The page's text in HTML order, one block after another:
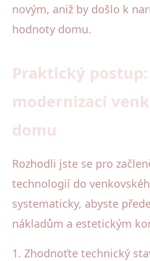
novým, aniž by došlo k
hodnoty domu.
Praktický postup:
modernizací
domu
Rozhodli jste se pro
technologií do
systematicky, abyste
nákladům a estetickým
1. Zhodnoťte technický